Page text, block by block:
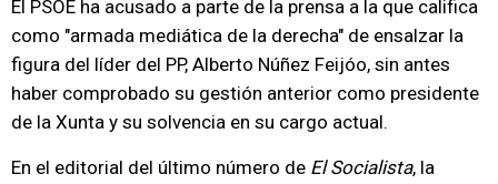
El PSOE ha acusado a parte de la prensa a la que califica
como "armada mediática de la derecha" de ensalzar la
figura del líder del PP, Alberto Núñez Feijóo, sin antes
haber comprobado su gestión anterior como presidente
de la Xunta y su solvencia en su cargo actual.
En el editorial del último número de El Socialista, la